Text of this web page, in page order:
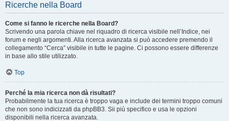
Ricerche nella Board
Come si fanno le ricerche nella Board?
Scrivendo una parola chiave nel riquadro di ricerca visibile nell’Indice, nei
forum e negli argomenti. Alla ricerca avanzata si può accedere premendo il
collegamento “Cerca” visibile in tutte le pagine. Ci possono essere differenze
in base allo stile utilizzato.
Top
Perché la mia ricerca non dà risultati?
Probabilmente la tua ricerca è troppo vaga e include dei termini troppo comuni
che non sono indicizzati da phpBB3. Sii più specifico e usa le opzioni
disponibili nella ricerca avanzata.